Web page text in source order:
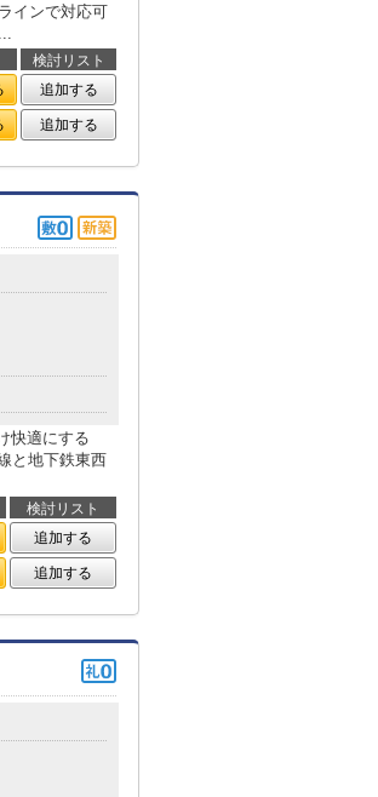
インで対応可
検討リスト
追加する
追加する
快適にする
と地下鉄東西
検討リスト
追加する
追加する